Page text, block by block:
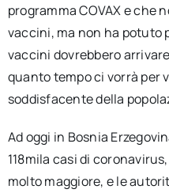
programma COVAX e che
vaccini, ma non ha potuto
vaccini dovrebbero
quanto tempo ci vorrà per
soddisfacente della
Ad oggi in Bosnia
118mila casi di
molto maggiore, e le